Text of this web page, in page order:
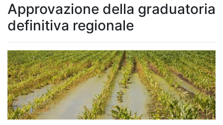
Approvazione della graduatoria
definitiva regionale